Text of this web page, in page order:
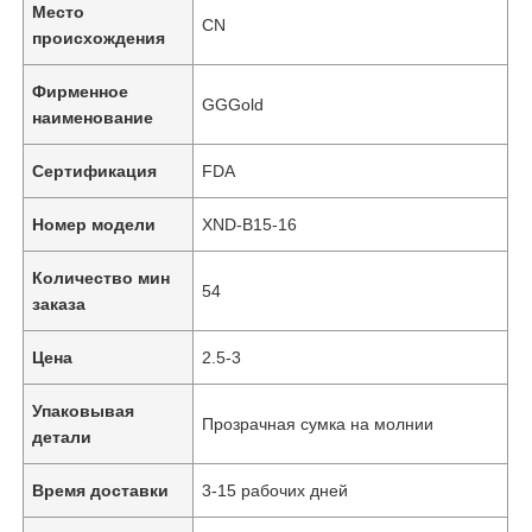
Место
происхождения
CN
Фирменное
наименование
GGGold
Сертификация FDA
Номер модели XND-B15-16
Количество мин
заказа
54
Цена 2.5-3
Упаковывая
детали
Прозрачная сумка на молнии
Время доставки 3-15 рабочих дней